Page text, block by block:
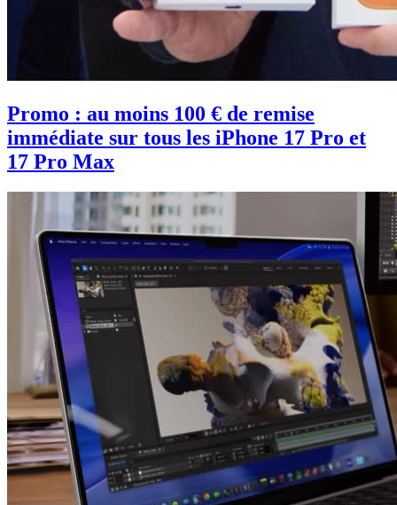
Promo : au moins 100 € de remise
immédiate sur tous les iPhone 17 Pro et
17 Pro Max